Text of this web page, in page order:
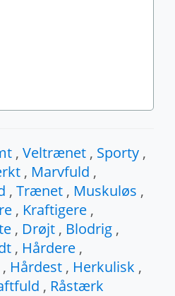
, Veltrænet , Sporty ,
, Marvfuld ,
, Trænet , Muskuløs ,
, Kraftigere ,
, Drøjt , Blodrig ,
, Hårdere ,
, Hårdest , Herkulisk ,
, Råstærk